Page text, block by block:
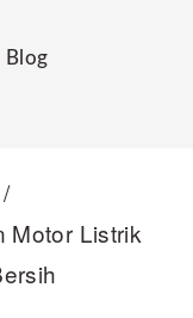
Blog
/
Motor Listrik